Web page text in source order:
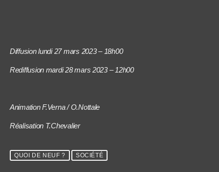
Diffusion lundi 27 mars 2023 – 18h00
Rediffusion mardi 28 mars 2023 – 12h00
Animation F.Verna / O.Nottale
Réalisation T.Chevalier
QUOI DE NEUF ? SOCIÉTÉ